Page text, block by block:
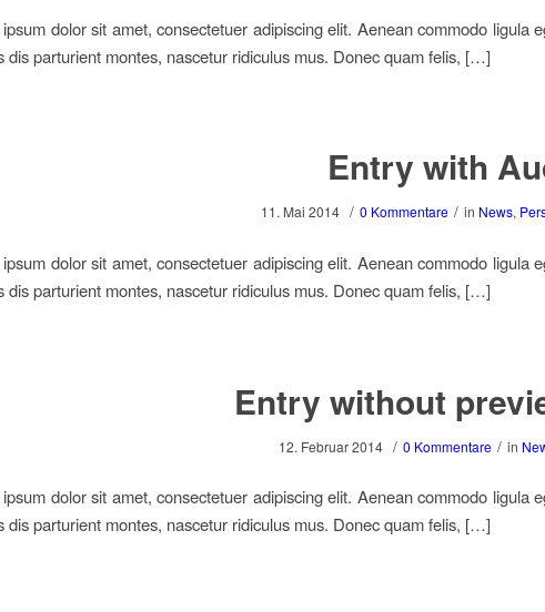
dolor sit amet, consectetuer adipiscing elit. Aenean commodo ligula
dis parturient montes, nascetur ridiculus mus. Donec quam felis, […]
Entry with
11. Mai 2014 / 0 Kommentare / in News,
dolor sit amet, consectetuer adipiscing elit. Aenean commodo ligula
dis parturient montes, nascetur ridiculus mus. Donec quam felis, […]
Entry without
12. Februar 2014 / 0 Kommentare / in
dolor sit amet, consectetuer adipiscing elit. Aenean commodo ligula
dis parturient montes, nascetur ridiculus mus. Donec quam felis, […]